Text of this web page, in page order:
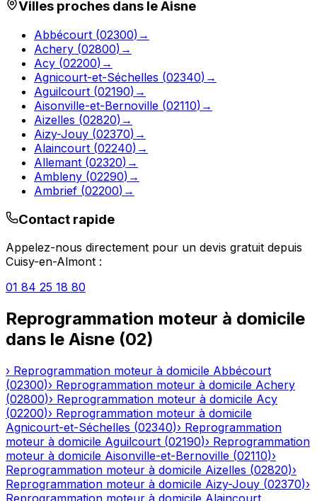
Villes proches dans leAisne
Abbécourt (02300) →
Achery (02800) →
Acy (02200) →
Agnicourt-et-Séchelles (02340) →
Aguilcourt (02190) →
Aisonville-et-Bernoville (02110) →
Aizelles (02820) →
Aizy-Jouy (02370) →
Alaincourt (02240) →
Allemant (02320) →
Ambleny (02290) →
Ambrief (02200) →
Contact rapide
Appelez-nous directement pour un devis gratuit depuis
Cuisy-en-Almont :
01 84 25 18 80
Reprogrammation moteur à domicile
dans le Aisne (02)
› Reprogrammation moteur à domicile Abbécourt
(02300)› Reprogrammation moteur à domicile Achery
(02800)› Reprogrammation moteur à domicile Acy
(02200)› Reprogrammation moteur à domicile
Agnicourt-et-Séchelles (02340)› Reprogrammation
moteur à domicile Aguilcourt (02190)› Reprogrammation
moteur à domicile Aisonville-et-Bernoville (02110)›
Reprogrammation moteur à domicile Aizelles (02820)›
Reprogrammation moteur à domicile Aizy-Jouy (02370)›